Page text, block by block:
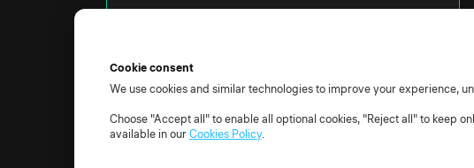
AGBDatenschutzhinweisTOMAVV
Cookie consent
We use cookies and similar technologies to improve your experience,
Choose "Accept all" to enable all optional cookies, "Reject all" to keep
available in ourCookies Policy.